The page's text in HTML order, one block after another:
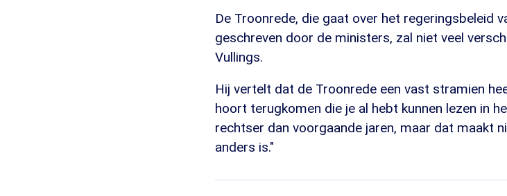
De Troonrede, die gaat over het regeringsbeleid
geschreven door de ministers, zal niet veel
Vullings.
Hij vertelt dat de Troonrede een vast stramien
hoort terugkomen die je al hebt kunnen lezen in
rechtser dan voorgaande jaren, maar dat maakt
anders is."